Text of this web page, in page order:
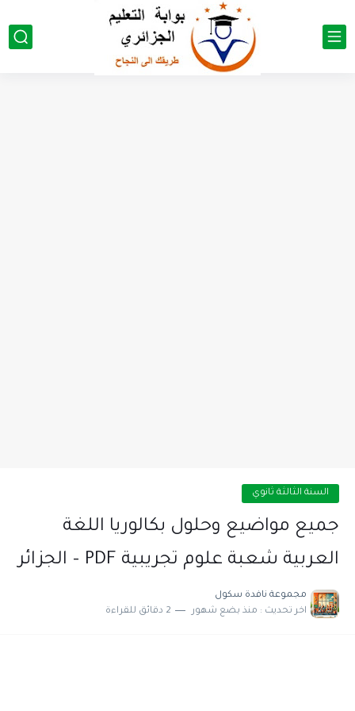
السنة الثالثة ثانوي
جميع مواضيع وحلول بكالوريا اللغة
العربية شعبة علوم تجريبية PDF – الجزائر
مجموعة نافدة سكول
اخر تحديث : منذ بضع شهور 2 دقائق للقراءة